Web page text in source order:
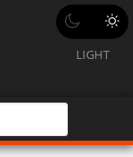
LIGHT